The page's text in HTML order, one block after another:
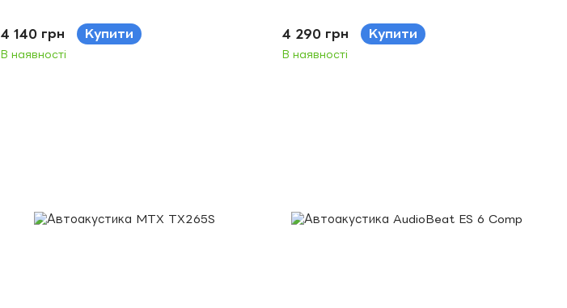
4 140 грн Купити
В наявності
4 290 грн Купити
В наявності